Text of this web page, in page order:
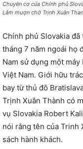
Chuyên cơ của Chính phủ
Lâm mượn chở Trịnh Xuân
Chính phủ Slovakia
tháng 7 năm ngoái họ
Nam sử dụng một
Việt Nam. Giới hữu
bay từ thủ đô
Trịnh Xuân Thành có
vụ Slovakia Robert
nói rằng tên của Trinh
sách hành khách.